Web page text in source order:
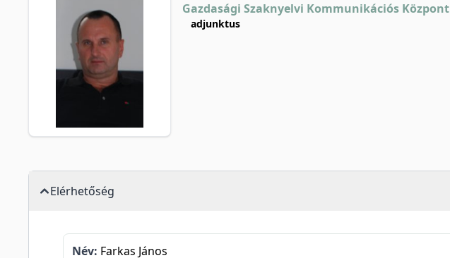
Gazdasági Szaknyelvi Kommunikációs Központ
adjunktus
Elérhetőség
Név: Farkas János